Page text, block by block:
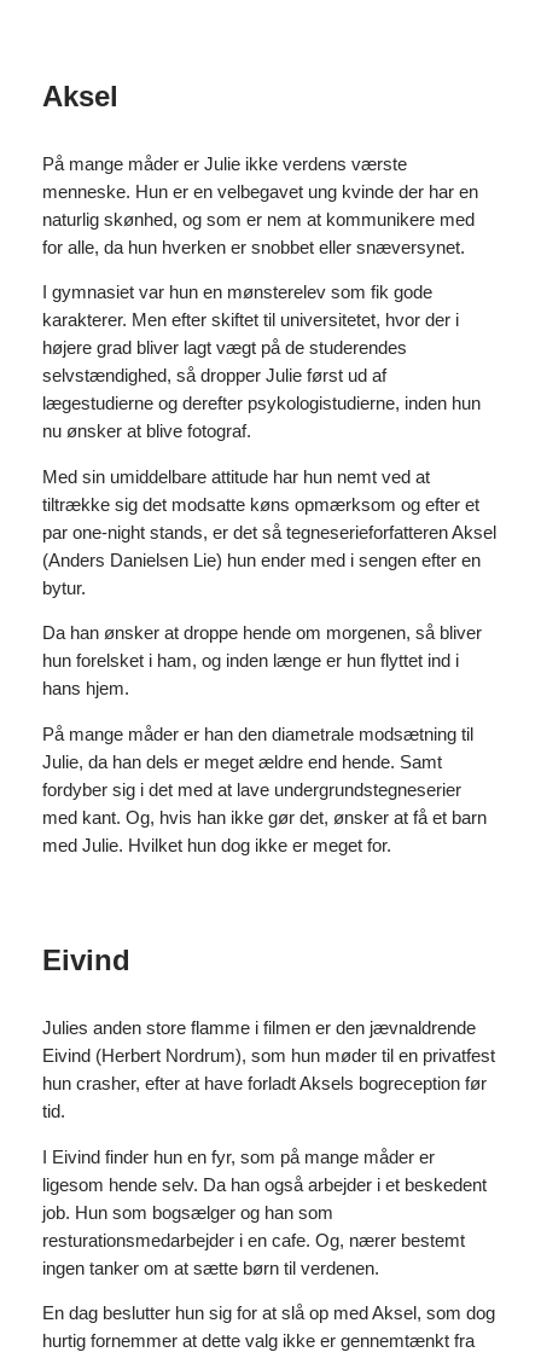
Aksel
På mange måder er Julie ikke verdens værste
menneske. Hun er en velbegavet ung kvinde der har en
naturlig skønhed, og som er nem at kommunikere med
for alle, da hun hverken er snobbet eller snæversynet.
I gymnasiet var hun en mønsterelev som fik gode
karakterer. Men efter skiftet til universitetet, hvor der i
højere grad bliver lagt vægt på de studerendes
selvstændighed, så dropper Julie først ud af
lægestudierne og derefter psykologistudierne, inden hun
nu ønsker at blive fotograf.
Med sin umiddelbare attitude har hun nemt ved at
tiltrække sig det modsatte køns opmærksom og efter et
par one-night stands, er det så tegneserieforfatteren Aksel
(Anders Danielsen Lie) hun ender med i sengen efter en
bytur.
Da han ønsker at droppe hende om morgenen, så bliver
hun forelsket i ham, og inden længe er hun flyttet ind i
hans hjem.
På mange måder er han den diametrale modsætning til
Julie, da han dels er meget ældre end hende. Samt
fordyber sig i det med at lave undergrundstegneserier
med kant. Og, hvis han ikke gør det, ønsker at få et barn
med Julie. Hvilket hun dog ikke er meget for.
Eivind
Julies anden store flamme i filmen er den jævnaldrende
Eivind (Herbert Nordrum), som hun møder til en privatfest
hun crasher, efter at have forladt Aksels bogreception før
tid.
I Eivind finder hun en fyr, som på mange måder er
ligesom hende selv. Da han også arbejder i et beskedent
job. Hun som bogsælger og han som
resturationsmedarbejder i en cafe. Og, nærer bestemt
ingen tanker om at sætte børn til verdenen.
En dag beslutter hun sig for at slå op med Aksel, som dog
hurtig fornemmer at dette valg ikke er gennemtænkt fra